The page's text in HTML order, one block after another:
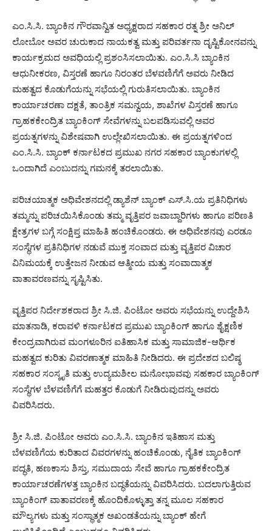
ಎಂ.ಸಿ.ಸಿ. ಬ್ಯಾಂಕಿನ ಗೌರವಾನ್ವಿತ ಅಧ್ಯಕ್ಷರಾದ ಸಹಕಾರ ರತ್ನ ಶ್ರೀ ಅನಿಲ್
ಲೋಬೋ ಅವರ ಚುರುಕಾದ ನಾಯಕತ್ವ ಮತ್ತು ಪರಿವರ್ತನಾ ದೃಷ್ಟಿಕೋನವನ್ನು
ಕಾರ್ಯಕ್ರಮದ ಅವಧಿಯಲ್ಲಿ ಪ್ರಶಂಸಿಸಲಾಯಿತು. ಎಂ.ಸಿ.ಸಿ ಬ್ಯಾಂಕಿನ
ಆಧುನೀಕರಣ, ವಿಸ್ತರಣೆ ಹಾಗೂ ನಿರಂತರ ಬೆಳವಣಿಗೆಗೆ ಅವರು ನೀಡಿದ
ಮಹತ್ವದ ಕೊಡುಗೆಯನ್ನು ಸಭೆಯಲ್ಲಿ ಗುರುತಿಸಲಾಯಿತು. ಬ್ಯಾಂಕಿನ
ಕಾರ್ಯಾಚರಣಾ ದಕ್ಷತೆ, ತಾಂತ್ರಿಕ ಸಮನ್ವಯ, ಶಾಖೆಗಳ ವಿಸ್ತರಣೆ ಹಾಗೂ
ಗ್ರಾಹಕಕೇಂದ್ರಿತ ಬ್ಯಾಂಕಿಂಗ್ ಸೇವೆಗಳನ್ನು ಬಲಪಡಿಸುವಲ್ಲಿ ಅವರ
ಪ್ರಯತ್ನಗಳನ್ನು ವಿಶೇಷವಾಗಿ ಉಲ್ಲೇಖಿಸಲಾಯಿತು. ಈ ಪ್ರಯತ್ನಗಳಿಂದ
ಎಂ.ಸಿ.ಸಿ. ಬ್ಯಾಂಕ್ ಕರ್ನಾಟಕದ ಪ್ರಮುಖ ನಗರ ಸಹಕಾರ ಬ್ಯಾಂಕುಗಳಲ್ಲಿ
ಒಂದಾಗಿದೆ ಎಂಬುದನ್ನು ಗಮನಕ್ಕೆ ತರಲಾಯಿತು.
ಪರಿಚಯಾತ್ಮಕ ಅಧಿವೇಶನದಲ್ಲಿ ಡ್ಯಾಶೆನ್ ಬ್ಯಾಂಕ್ ಎಸ್.ಸಿ.ಯ ಪ್ರತಿನಿಧಿಗಳು
ತಮ್ಮನ್ನು ಪರಿಚಯಿಸಿಕೊಂಡು ತಮ್ಮ ವೃತ್ತಿಪರ ಜವಾಬ್ದಾರಿಗಳು ಹಾಗೂ ಪರಿಣತಿ
ಕ್ಷೇತ್ರಗಳ ಬಗ್ಗೆ ಸಂಕ್ಷಿಪ್ತ ಮಾಹಿತಿ ಹಂಚಿಕೊಂಡರು. ಈ ಅಧಿವೇಶನವು ಎರಡೂ
ಸಂಸ್ಥೆಗಳ ಪ್ರತಿನಿಧಿಗಳ ನಡುವೆ ಮುಕ್ತ ಸಂವಾದ ಮತ್ತು ವೃತ್ತಿಪರ ವಿಚಾರ
ವಿನಿಮಯಕ್ಕೆ ಉತ್ತೇಜನ ನೀಡುವ ಆತ್ಮೀಯ ಮತ್ತು ಸಂವಾದಾತ್ಮಕ
ವಾತಾವರಣವನ್ನು ಸೃಷ್ಟಿಸಿತು.
ವೃತ್ತಿಪರ ನಿರ್ದೇಶಕರಾದ ಶ್ರೀ ಸಿ.ಜಿ. ಪಿಂಟೋ ಅವರು ಸಭೆಯನ್ನು ಉದ್ದೇಶಿಸಿ
ಮಾತನಾಡಿ, ಕರಾವಳಿ ಕರ್ನಾಟಕದ ಪ್ರಮುಖ ಬ್ಯಾಂಕಿಂಗ್ ಹಾಗೂ ಶೈಕ್ಷಣಿಕ
ಕೇಂದ್ರವಾಗಿರುವ ಮಂಗಳೂರಿನ ಐತಿಹಾಸಿಕ ಮತ್ತು ಸಾಮಾಜಿಕ-ಆರ್ಥಿಕ
ಮಹತ್ವದ ಕುರಿತು ವಿವರಣಾತ್ಮಕ ಮಾಹಿತಿ ನೀಡಿದರು. ಈ ಪ್ರದೇಶದ ಬಲಿಷ್ಠ
ಸಹಕಾರ ಸಂಸ್ಕೃತಿ ಮತ್ತು ಉದ್ಯಮಶೀಲ ಮನೋಭಾವವು ಸಹಕಾರ ಬ್ಯಾಂಕಿಂಗ್
ಸಂಸ್ಥೆಗಳ ಬೆಳವಣಿಗೆಗೆ ಮಹತ್ತರ ಕೊಡುಗೆ ನೀಡಿರುವುದನ್ನು ಅವರು
ವಿವರಿಸಿದರು.
ಶ್ರೀ ಸಿ.ಜಿ. ಪಿಂಟೋ ಅವರು ಎಂ.ಸಿ.ಸಿ. ಬ್ಯಾಂಕಿನ ಇತಿಹಾಸ ಮತ್ತು
ಬೆಳವಣಿಗೆಯ ಕುರಿತಾದ ವಿವರಗಳನ್ನು ಹಂಚಿಕೊಂಡು, ನೈತಿಕ ಬ್ಯಾಂಕಿಂಗ್
ಪದ್ಧತಿ, ಹಣಕಾಸು ಶಿಸ್ತು, ಸಮುದಾಯ ಸೇವೆ ಹಾಗೂ ಗ್ರಾಹಕಕೇಂದ್ರಿತ
ಕಾರ್ಯಾಚರಣೆಗಳತ್ತ ಬ್ಯಾಂಕಿನ ಬದ್ಧತೆಯನ್ನು ವಿವರಿಸಿದರು. ಬದಲಾಗುತ್ತಿರುವ
ಬ್ಯಾಂಕಿಂಗ್ ವಾತಾವರಣಕ್ಕೆ ಹೊಂದಿಕೊಳ್ಳುತ್ತಾ ತನ್ನ ಮೂಲ ಸಹಕಾರ
ಮೌಲ್ಯಗಳು ಮತ್ತು ಸಂಸ್ಥಾತ್ಮಕ ಅಖಂಡತೆಯನ್ನು ಬ್ಯಾಂಕ್ ಹೇಗೆ